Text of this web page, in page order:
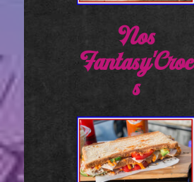
Nos
Fantasy'Croc
s